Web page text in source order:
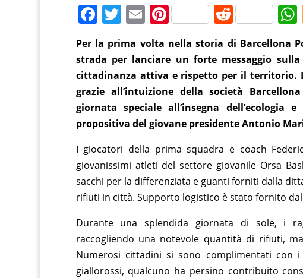
F
a
c
e
b
o
o
k
T
itt
er
E
m
ai
l
Pi
nt
er
e
st
R
e
d
di
t
h
Per la prima volta nella storia di Barcellona
strada per lanciare un forte messaggio
cittadinanza attiva e rispetto per il territorio.
grazie all’intuizione della società
giornata speciale all’insegna
propositiva del giovane presidente Antonio
I giocatori della prima squadra e coach
giovanissimi atleti del settore giovanile Orsa
sacchi per la differenziata e guanti forniti dalla
rifiuti in città. Supporto logistico è stato fornito
Durante una splendida giornata di sole, i
raccogliendo una notevole quantità di rifiuti,
Numerosi cittadini si sono complimentati
giallorossi, qualcuno ha persino contribuito